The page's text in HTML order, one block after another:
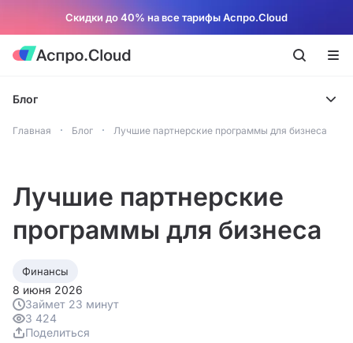
Скидки до 40% на все тарифы Аспро.Cloud
Блог
Главная Блог Лучшие партнерские программы для бизнеса
Лучшие партнерские
программы для бизнеса
Финансы
8 июня 2026
Займет 23 минут
3 424
Поделиться